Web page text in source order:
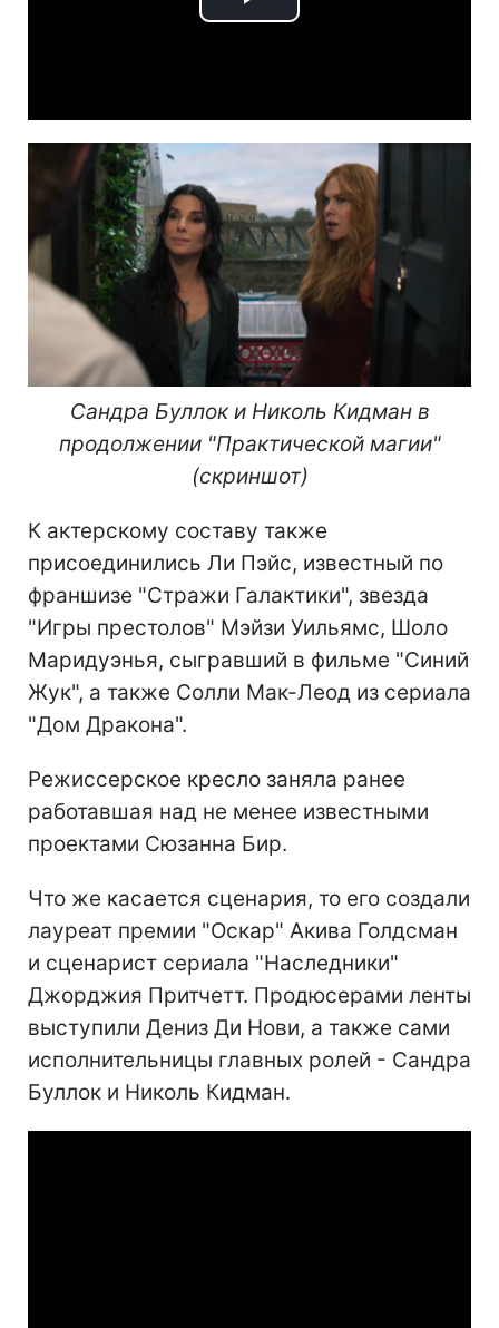
Play
Сандра Буллок и Николь Кидман в
продолжении "Практической магии"
(скриншот)
К актерскому составу также
присоединились Ли Пэйс, известный по
франшизе "Стражи Галактики", звезда
"Игры престолов" Мэйзи Уильямс, Шоло
Маридуэнья, сыгравший в фильме "Синий
Жук", а также Солли Мак-Леод из сериала
"Дом Дракона".
Режиссерское кресло заняла ранее
работавшая над не менее известными
проектами Сюзанна Бир.
Что же касается сценария, то его создали
лауреат премии "Оскар" Акива Голдсман
и сценарист сериала "Наследники"
Джорджия Притчетт. Продюсерами ленты
выступили Дениз Ди Нови, а также сами
исполнительницы главных ролей - Сандра
Буллок и Николь Кидман.